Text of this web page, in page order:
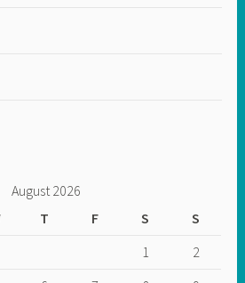
August 2026
T F S
S
1
2